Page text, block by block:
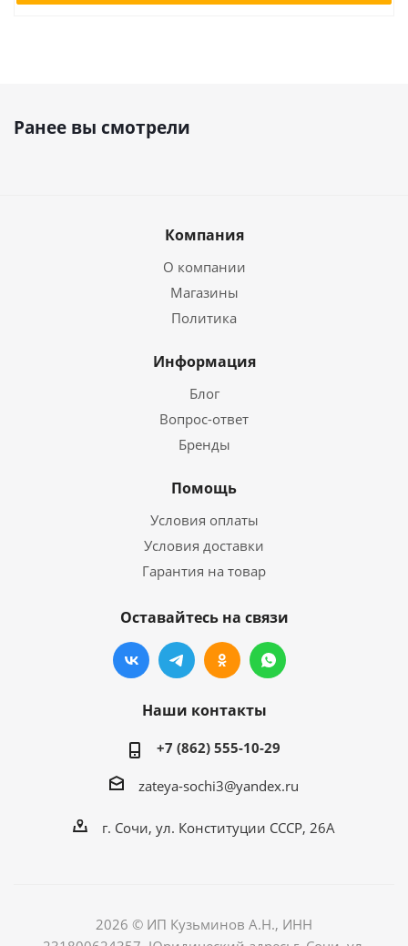
Ранее вы смотрели
Компания
О компании
Магазины
Политика
Информация
Блог
Вопрос-ответ
Бренды
Помощь
Условия оплаты
Условия доставки
Гарантия на товар
Оставайтесь на связи
Наши контакты
+7 (862) 555-10-29
zateya-sochi3@yandex.ru
г. Сочи, ул. Конституции СССР, 26А
2026 © ИП Кузьминов А.Н., ИНН